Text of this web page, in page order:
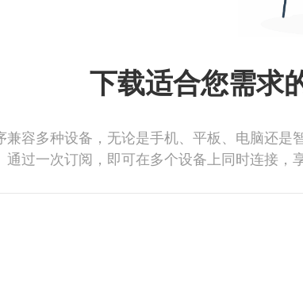
下载适合您需求
兼容多种设备，无论是手机、平板、电脑还是
通过一次订阅，即可在多个设备上同时连接，